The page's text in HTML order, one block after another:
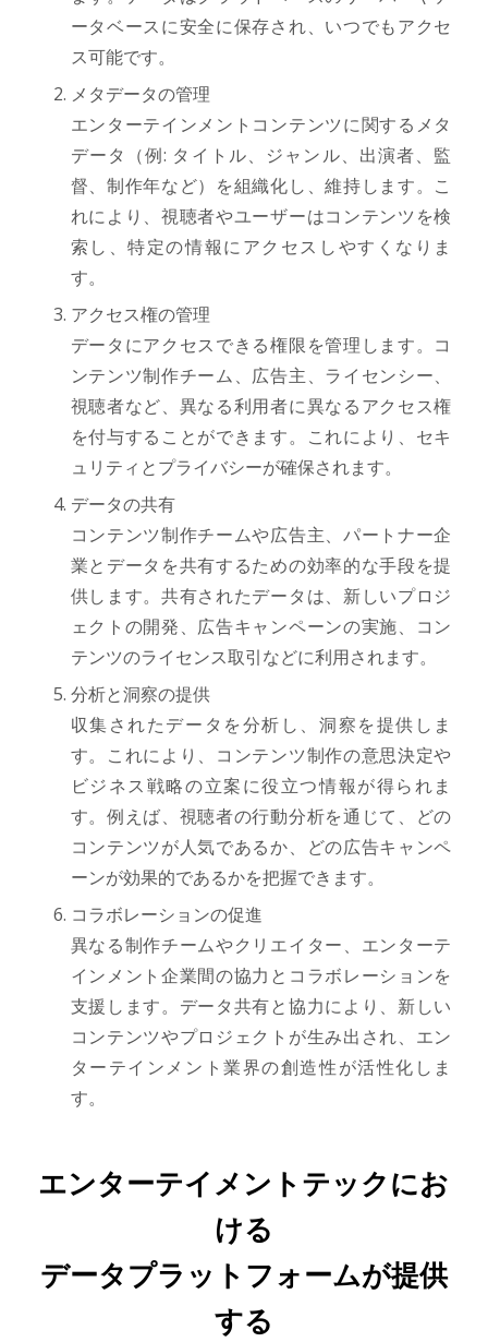
ータベースに安全に保存され、いつでもアクセ
ス可能です。
メタデータの管理
エンターテインメントコンテンツに関するメタ
データ（例: タイトル、ジャンル、出演者、監
督、制作年など）を組織化し、維持します。こ
れにより、視聴者やユーザーはコンテンツを検
索し、特定の情報にアクセスしやすくなりま
す。
アクセス権の管理
データにアクセスできる権限を管理します。コ
ンテンツ制作チーム、広告主、ライセンシー、
視聴者など、異なる利用者に異なるアクセス権
を付与することができます。これにより、セキ
ュリティとプライバシーが確保されます。
データの共有
コンテンツ制作チームや広告主、パートナー企
業とデータを共有するための効率的な手段を提
供します。共有されたデータは、新しいプロジ
ェクトの開発、広告キャンペーンの実施、コン
テンツのライセンス取引などに利用されます。
分析と洞察の提供
収集されたデータを分析し、洞察を提供しま
す。これにより、コンテンツ制作の意思決定や
ビジネス戦略の立案に役立つ情報が得られま
す。例えば、視聴者の行動分析を通じて、どの
コンテンツが人気であるか、どの広告キャンペ
ーンが効果的であるかを把握できます。
コラボレーションの促進
異なる制作チームやクリエイター、エンターテ
インメント企業間の協力とコラボレーションを
支援します。データ共有と協力により、新しい
コンテンツやプロジェクトが生み出され、エン
ターテインメント業界の創造性が活性化しま
す。
エンターテイメントテックにお
ける
データプラットフォームが提供
する